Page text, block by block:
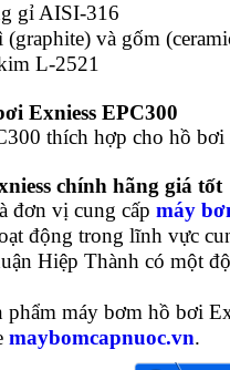
gỉ AISI-316
và gốm
L-2521
Exniess EPC300
thích hợp cho hồ bơi
chính hãng giá tốt
đơn vị cung cấp máy
động trong lĩnh vực
Hiệp Thành có một
phẩm máy bơm hồ bơi
maybomcapnuoc.vn.